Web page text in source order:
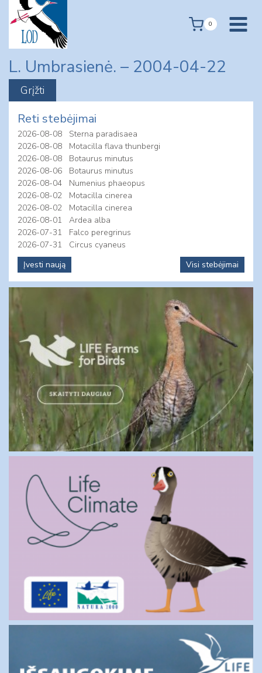
content
0
L. Umbrasienė. – 2004-04-22
Reti stebėjimai
2026-08-08
Sterna paradisaea
2026-08-08
Motacilla flava thunbergi
2026-08-08
Botaurus minutus
2026-08-06
Botaurus minutus
2026-08-04
Numenius phaeopus
2026-08-02
Motacilla cinerea
2026-08-02
Motacilla cinerea
2026-08-01
Ardea alba
2026-07-31
Falco peregrinus
2026-07-31
Circus cyaneus
Įvesti naują
Visi stebėjimai